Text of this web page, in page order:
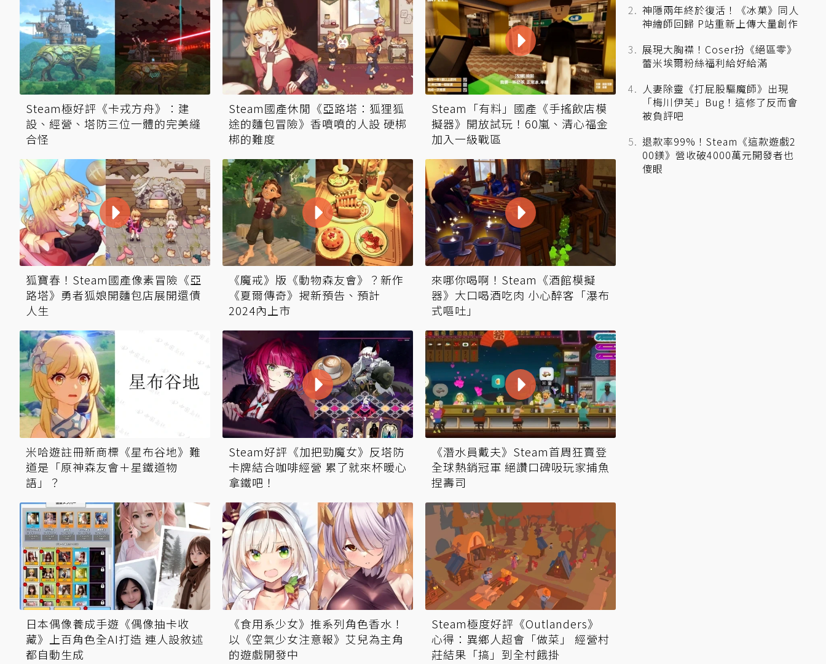
Steam極好評《卡戎方舟》：建
設、經營、塔防三位一體的完美縫
合怪
Steam國產休閒《亞路塔：狐狸狐
途的麵包冒險》香噴噴的人設 硬梆
梆的難度
Steam「有料」國產《手搖飲店模
擬器》開放試玩！60嵐、清心福金
加入一級戰區
狐寶春！Steam國產像素冒險《亞
路塔》勇者狐娘開麵包店展開還債
人生
《魔戒》版《動物森友會》？新作
《夏爾傳奇》揭新預告、預計
2024內上市
來哪你喝啊！Steam《酒館模擬
器》大口喝酒吃肉 小心醉客「瀑布
式嘔吐」
米哈遊註冊新商標《星布谷地》難
道是「原神森友會＋星鐵道物
語」？
Steam好評《加把勁魔女》反塔防
卡牌結合咖啡經營 累了就來杯暖心
拿鐵吧！
《潛水員戴夫》Steam首周狂賣登
全球熱銷冠軍 絕讚口碑吸玩家捕魚
捏壽司
日本偶像養成手遊《偶像抽卡收
藏》上百角色全AI打造 連人設敘述
都自動生成
《食用系少女》推系列角色香水！
以《空氣少女注意報》艾兒為主角
的遊戲開發中
Steam極度好評《Outlanders》
心得：異鄉人超會「做菜」 經營村
莊結果「搞」到全村餓掛
神隱兩年終於復活！《冰菓》同人
神繪師回歸 P站重新上傳大量創作
展現大胸襟！Coser扮《絕區零》
蕾米埃爾粉絲福利給好給滿
人妻除靈《打屁股驅魔師》出現
「梅川伊芙」Bug！這修了反而會
被負評吧
退款率99%！Steam《這款遊戲2
00鎂》營收破4000萬元開發者也
傻眼